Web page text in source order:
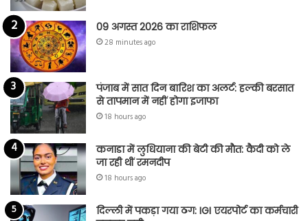
09 अगस्त 2026 का राशिफल
28 minutes ago
पंजाब में सात दिन बारिश का अलर्ट: हल्की बरसात
से तापमान में नहीं होगा इजाफा
18 hours ago
कनाडा में लुधियाना की बेटी की माैत: कैदी को ले
जा रही थीं रमनदीप
18 hours ago
दिल्ली में पकड़ा गया ठग: IGI एयरपोर्ट का कर्मचारी